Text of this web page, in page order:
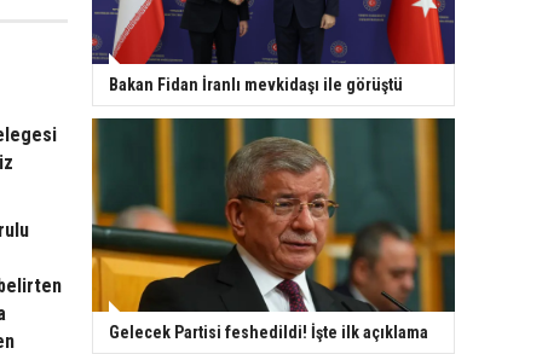
Bakan Fidan İranlı mevkidaşı ile görüştü
Gelecek Partisi feshedildi! İşte ilk açıklama